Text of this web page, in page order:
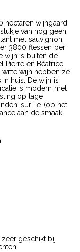
hectaren wijngaard
van nog geen
met sauvignon
3800 flessen per
wijn is buiten de
Pierre en Béatrice
witte wijn hebben ze
huis. De wijn is
is modern met
op lage
‘sur lie’ (op het
aan de smaak.
zeer geschikt bij